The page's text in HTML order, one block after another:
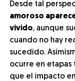
Desde tal
amoroso
vivido, aunque
cuando no hay
sucedido.
ocurre en etapas
que el impacto